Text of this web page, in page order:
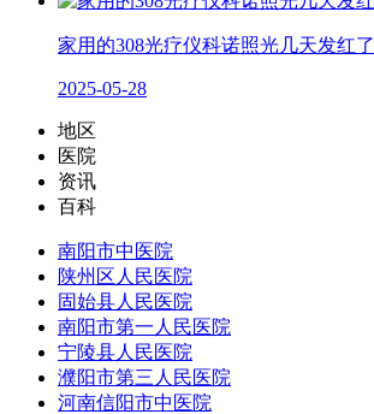
家用的308光疗仪科诺照光几天发红了
2025-05-28
地区
医院
资讯
百科
南阳市中医院
陕州区人民医院
固始县人民医院
南阳市第一人民医院
宁陵县人民医院
濮阳市第三人民医院
河南信阳市中医院